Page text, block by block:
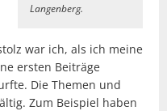
Langenberg.
war ich, als ich meine
ersten Beiträge
Die Themen und
Zum Beispiel haben